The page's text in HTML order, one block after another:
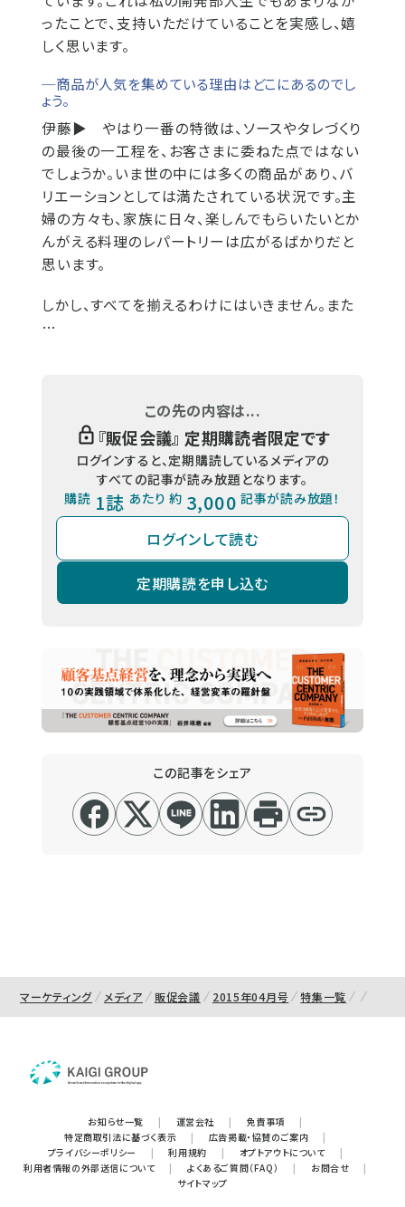
ったことで、支持いただけていることを実感し、嬉
しく思います。
─商品が人気を集めている理由はどこにあるのでし
ょう。
伊藤▶ やはり一番の特徴は、ソースやタレづくり
の最後の一工程を、お客さまに委ねた点ではない
でしょうか。いま世の中には多くの商品があり、バ
リエーションとしては満たされている状況です。主
婦の方々も、家族に日々、楽しんでもらいたいとか
んがえる料理のレパートリーは広がるばかりだと
思います。
しかし、すべてを揃えるわけにはいきません。また
…
この先の内容は...
『販促会議』 定期購読者限定です
ログインすると、定期購読しているメディアの
すべての記事が読み放題となります。
購読 1誌 あたり 約 3,000 記事が読み放題！
ログインして読む
定期購読を申し込む
この記事をシェア
マーケティング メディア 販促会議 2015年04月号 特集一覧
お知らせ一覧 | 運営会社 | 免責事項
|
特定商取引法に基づく表示
| 広告掲載・協賛のご案内
|
プライバシーポリシー
| 利用規約 | オプトアウトについて
|
利用者情報の外部送信について
| よくあるご質問（FAQ） | お問合せ
|
サイトマップ